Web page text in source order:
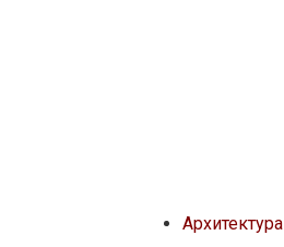
Архитектура